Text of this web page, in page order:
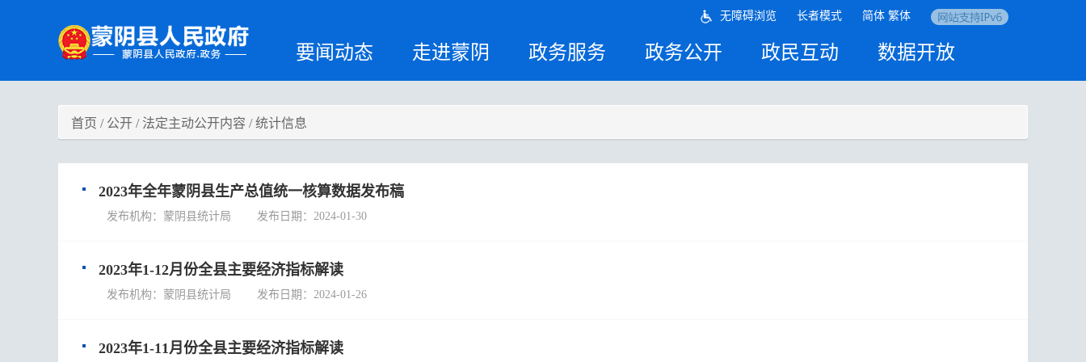
要闻动态 走进蒙阴 政务服务 政务公开 政民互动 数据开放
无障碍浏览 长者模式 简体 繁体
首页 / 公开 / 法定主动公开内容 /统计信息
2023年全年蒙阴县生产总值统一核算数据发布稿
发布机构：蒙阴县统计局 发布日期：2024-01-30
2023年1-12月份全县主要经济指标解读
发布机构：蒙阴县统计局 发布日期：2024-01-26
2023年1-11月份全县主要经济指标解读